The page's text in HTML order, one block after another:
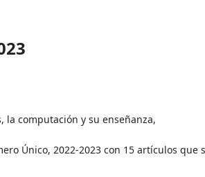
la computación y su enseñanza,
Único, 2022-2023 con 15 artículos que